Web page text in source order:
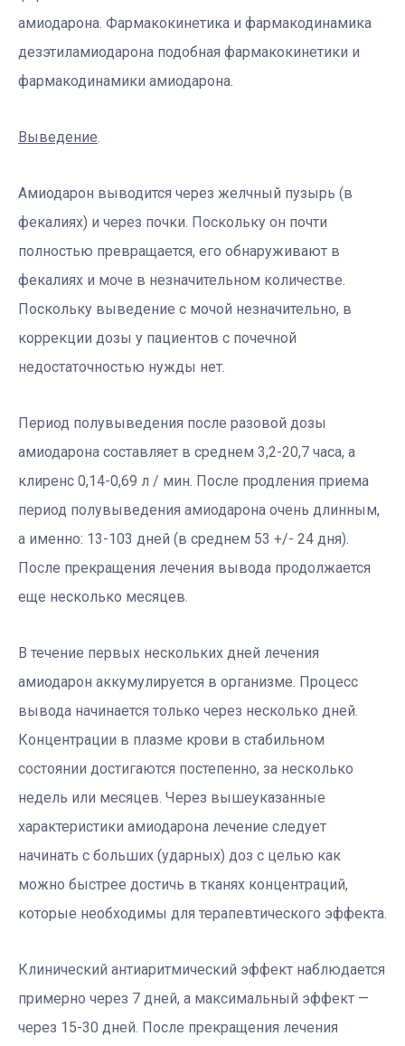
амиодарона. Фармакокинетика и фармакодинамика
дезэтиламиодарона подобная фармакокинетики и
фармакодинамики амиодарона.
Выведение
Амиодарон выводится через желчный пузырь (в
фекалиях) и через почки. Поскольку он почти
полностью превращается, его обнаруживают в
фекалиях и моче в незначительном количестве.
Поскольку выведение с мочой незначительно, в
коррекции дозы у пациентов с почечной
недостаточностью нужды нет.
Период полувыведения после разовой дозы
амиодарона составляет в среднем 3,2-20,7 часа, а
клиренс 0,14-0,69 л / мин. После продления приема
период полувыведения амиодарона очень длинным,
а именно: 13-103 дней (в среднем 53 +/- 24 дня).
После прекращения лечения вывода продолжается
еще несколько месяцев.
В течение первых нескольких дней лечения
амиодарон аккумулируется в организме. Процесс
вывода начинается только через несколько дней.
Концентрации в плазме крови в стабильном
состоянии достигаются постепенно, за несколько
недель или месяцев. Через вышеуказанные
характеристики амиодарона лечение следует
начинать с больших (ударных) доз с целью как
можно быстрее достичь в тканях концентраций,
которые необходимы для терапевтического эффекта.
Клинический антиаритмический эффект наблюдается
примерно через 7 дней, а максимальный эффект —
через 15-30 дней. После прекращения лечения